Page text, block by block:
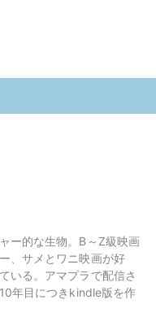
ー的な生物。B～Z級映画
、サメとワニ映画が好
いる。アマプラで配信さ
年目につきkindle版を作